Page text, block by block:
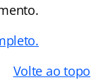
Volte ao topo